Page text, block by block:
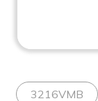
3216VMB